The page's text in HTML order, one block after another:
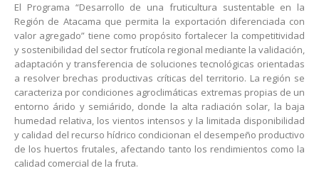
El Programa “Desarrollo de una fruticultura sustentable en la
Región de Atacama que permita la exportación diferenciada con
valor agregado” tiene como propósito fortalecer la competitividad
y sostenibilidad del sector frutícola regional mediante la validación,
adaptación y transferencia de soluciones tecnológicas orientadas
a resolver brechas productivas críticas del territorio. La región se
caracteriza por condiciones agroclimáticas extremas propias de un
entorno árido y semiárido, donde la alta radiación solar, la baja
humedad relativa, los vientos intensos y la limitada disponibilidad
y calidad del recurso hídrico condicionan el desempeño productivo
de los huertos frutales, afectando tanto los rendimientos como la
calidad comercial de la fruta.